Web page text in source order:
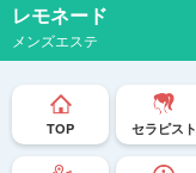
レモネード
メンズエステ
TOP セラピスト